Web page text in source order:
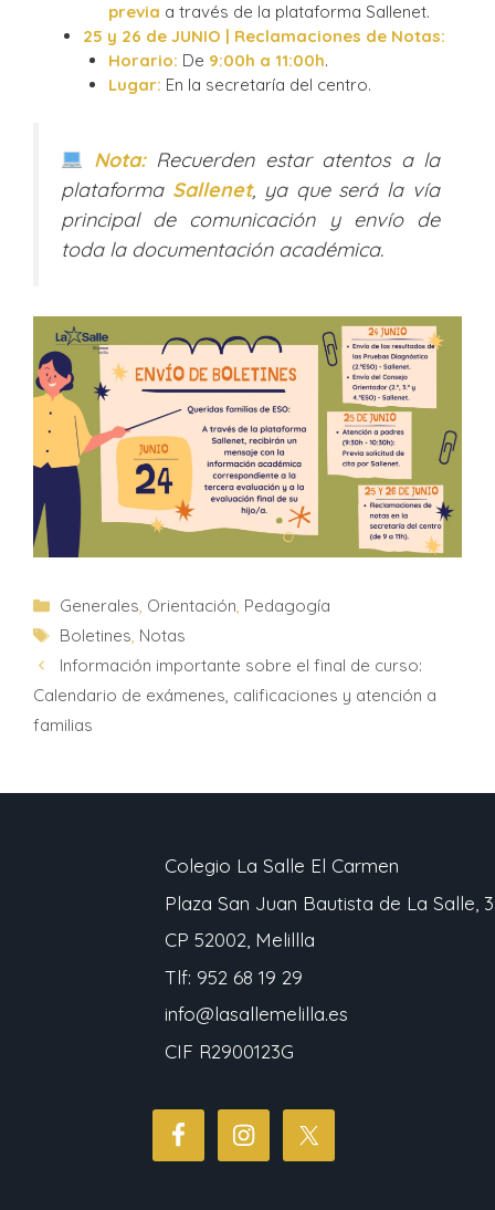
previa a través de la plataforma Sallenet.
25 y 26 de JUNIO | Reclamaciones de Notas:
Horario: De 9:00h a 11:00h.
Lugar: En la secretaría del centro.
Nota:Recuerden estar atentos a la
plataforma Sallenet, ya que será la vía
principal de comunicación y envío de
toda la documentación académica.
Generales Orientación Pedagogía
Boletines Notas
Información importante sobre el final de curso:
Calendario de exámenes, calificaciones y atención a
familias
Colegio La Salle El Carmen
Plaza San Juan Bautista de La Salle, 3
CP 52002, Melillla
Tlf: 952 68 19 29
info@lasallemelilla.es
CIF R2900123G